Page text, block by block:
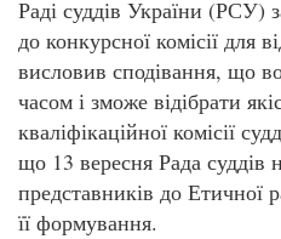
Раді суддів України (РСУ)
до конкурсної комісії для
висловив сподівання, що
часом і зможе відібрати
кваліфікаційної комісії
що 13 вересня Рада суддів
представників до Етичної
її формування.